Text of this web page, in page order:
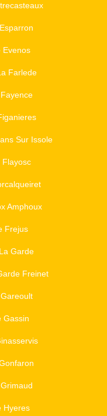
Evenos
Farlede
Sur Issole
Flayosc
Amphoux
Frejus
Garde
Freinet
Gassin
Hyeres